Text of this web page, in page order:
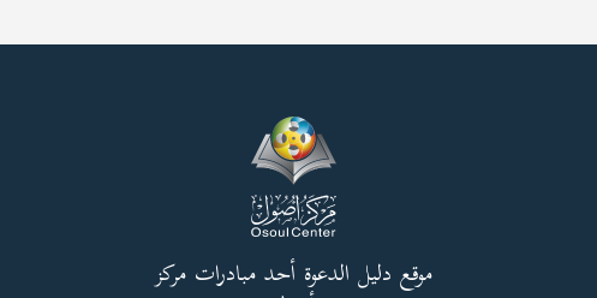
موقع دليل الدعوة أحد مبادرات مركز